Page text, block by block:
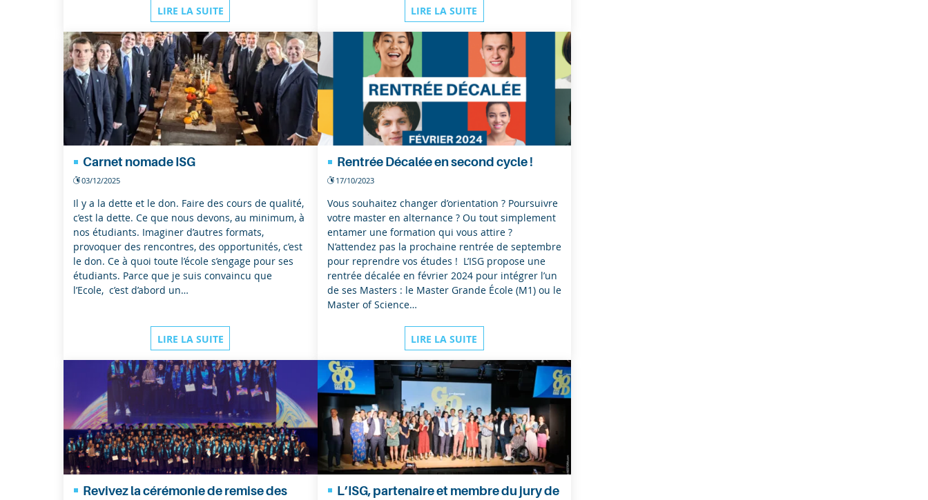
LIRE LA SUITE LIRE LA SUITE
Carnet nomade ISG
03/12/2025
Il y a la dette et le don. Faire des cours de qualité,
c’est la dette. Ce que nous devons, au minimum, à
nos étudiants. Imaginer d’autres formats,
provoquer des rencontres, des opportunités, c’est
le don. Ce à quoi toute l’école s’engage pour ses
étudiants. Parce que je suis convaincu que
l’Ecole, c’est d’abord un…
LIRE LA SUITE
Rentrée Décalée en second cycle !
17/10/2023
Vous souhaitez changer d’orientation ? Poursuivre
votre master en alternance ? Ou tout simplement
entamer une formation qui vous attire ?
N’attendez pas la prochaine rentrée de septembre
pour reprendre vos études ! L’ISG propose une
rentrée décalée en février 2024 pour intégrer l’un
de ses Masters : le Master Grande École (M1) ou le
Master of Science…
LIRE LA SUITE
Revivez la cérémonie de remise des
L’ISG, partenaire et membre du jury de